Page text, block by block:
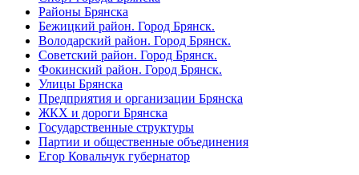
Районы Брянска
Бежицкий район. Город Брянск.
Володарский район. Город Брянск.
Советский район. Город Брянск.
Фокинский район. Город Брянск.
Улицы Брянска
Предприятия и организации Брянска
ЖКХ и дороги Брянска
Государственные структуры
Партии и общественные объединения
Егор Ковальчук губернатор